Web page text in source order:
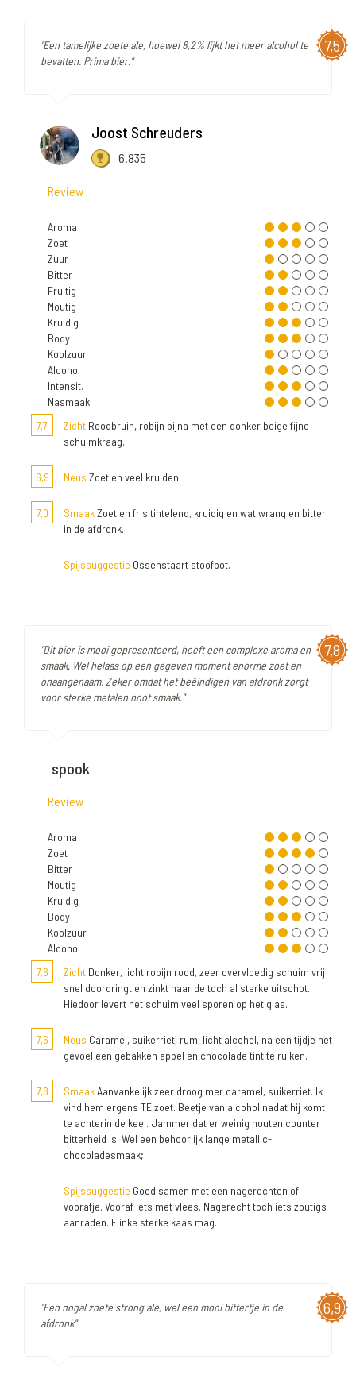
7,5
"Een tamelijke zoete ale, hoewel 8,2% lijkt het meer alcohol te
bevatten. Prima bier."
Joost Schreuders
6.835
Review
Aroma
Zoet
Zuur
Bitter
Fruitig
Moutig
Kruidig
Body
Koolzuur
Alcohol
Intensit.
Nasmaak
7,7
Zicht Roodbruin, robijn bijna met een donker beige fijne
schuimkraag.
6,9 Neus Zoet en veel kruiden.
7,0 SmaakZoet en fris tintelend, kruidig en wat wrang en bitter
in de afdronk.
Spijssuggestie Ossenstaart stoofpot.
7,8
"Dit bier is mooi gepresenteerd, heeft een complexe aroma en
smaak. Wel helaas op een gegeven moment enorme zoet en
onaangenaam. Zeker omdat het beëindigen van afdronk zorgt
voor sterke metalen noot smaak."
spook
Review
Aroma
Zoet
Bitter
Moutig
Kruidig
Body
Koolzuur
Alcohol
7,6
Zicht Donker, licht robijn rood, zeer overvloedig schuim vrij
snel doordringt en zinkt naar de toch al sterke uitschot.
Hiedoor levert het schuim veel sporen op het glas.
7,6 Neus Caramel, suikerriet, rum, licht alcohol, na een tijdje het
gevoel een gebakken appel en chocolade tint te ruiken.
7,8 SmaakAanvankelijk zeer droog mer caramel, suikerriet. Ik
vind hem ergens TE zoet. Beetje van alcohol nadat hij komt
te achterin de keel. Jammer dat er weinig houten counter
bitterheid is. Wel een behoorlijk lange metallic-
chocoladesmaak;
Spijssuggestie Goed samen met een nagerechten of
voorafje. Vooraf iets met vlees. Nagerecht toch iets zoutigs
aanraden. Flinke sterke kaas mag.
6,9
"Een nogal zoete strong ale, wel een mooi bittertje in de
afdronk"